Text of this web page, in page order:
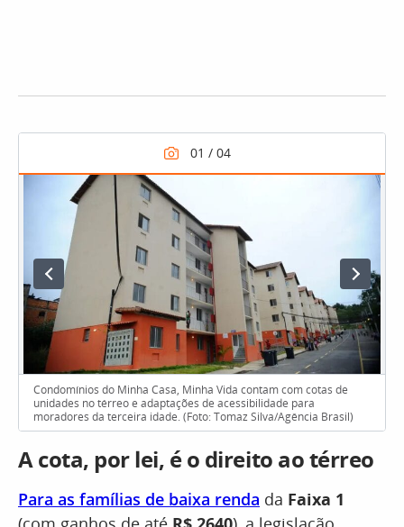
Condomínios do Minha Casa, Minha Vida contam com cotas de
unidades no térreo e adaptações de acessibilidade para
moradores da terceira idade. (Foto: Tomaz Silva/Agência Brasil)
A cota, por lei, é o direito ao térreo
Para as famílias de baixa renda da Faixa 1